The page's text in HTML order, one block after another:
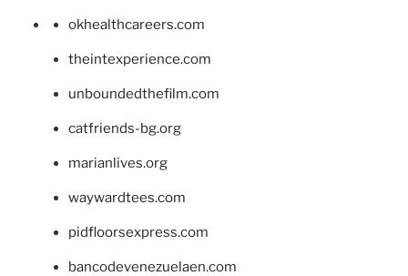
okhealthcareers.com
theintexperience.com
unboundedthefilm.com
catfriends-bg.org
marianlives.org
waywardtees.com
pidfloorsexpress.com
bancodevenezuelaen.com